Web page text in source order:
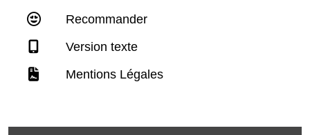
Recommander
Version texte
Mentions Légales